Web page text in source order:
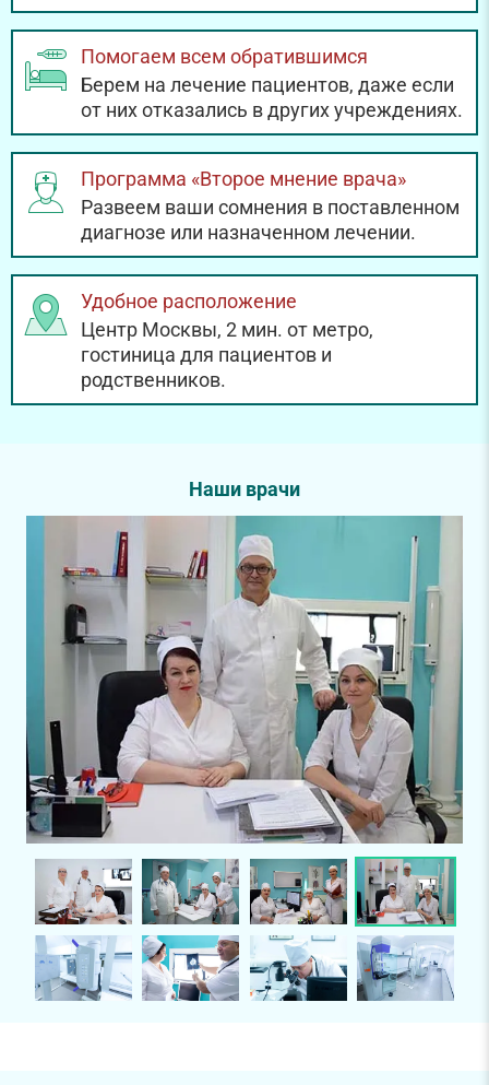
Помогаем всем обратившимся
Берем на лечение пациентов, даже если
от них отказались в других учреждениях.
Программа «Второе мнение врача»
Развеем ваши сомнения в поставленном
диагнозе или назначенном лечении.
Удобное расположение
Центр Москвы, 2 мин. от метро,
гостиница для пациентов и
родственников.
Наши врачи